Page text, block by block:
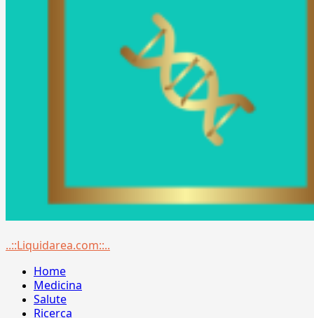
Menu
..::Liquidarea.com::..
Home
Medicina
Salute
Ricerca